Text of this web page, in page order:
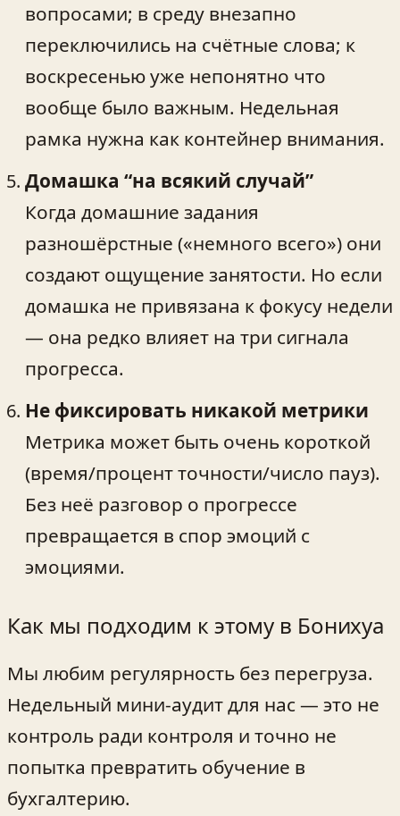
вопросами; в среду внезапно
переключились на счётные слова; к
воскресенью уже непонятно что
вообще было важным. Недельная
рамка нужна как контейнер внимания.
Домашка “на всякий случай”
Когда домашние задания
разношёрстные («немного всего») они
создают ощущение занятости. Но если
домашка не привязана к фокусу недели
— она редко влияет на три сигнала
прогресса.
Не фиксировать никакой метрики
Метрика может быть очень короткой
(время/процент точности/число пауз).
Без неё разговор о прогрессе
превращается в спор эмоций с
эмоциями.
Как мы подходим к этому в Бонихуа
Мы любим регулярность без перегруза.
Недельный мини-аудит для нас — это не
контроль ради контроля и точно не
попытка превратить обучение в
бухгалтерию.